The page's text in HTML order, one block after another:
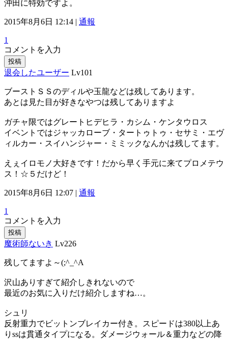
沖田に特効ですよ。
2015年8月6日 12:14 | 通報
1
コメントを入力
投稿
退会したユーザー Lv101
ブーストＳＳのディルや玉龍などは残してあります。
あとは見た目が好きなやつは残してありますよ
ガチャ限ではグレートヒデヒラ・カシム・ケンタウロス
イベントではジャッカローブ・タートゥトゥ・セサミ・エヴ
ィルカー・スイハンジャー・ミミックなんかは残してます。
えぇイロモノ大好きです！だから早く手元に来てプロメテウ
ス！☆５だけど！
2015年8月6日 12:07 | 通報
1
コメントを入力
投稿
魔術師ないき Lv226
残してますよ～(;^_^A
沢山ありすぎて紹介しきれないので
最近のお気に入りだけ紹介しますね…。
シュリ
反射重力でビットンブレイカー付き。スピードは380以上あ
りssは貫通タイプになる。ダメージウォール＆重力などの降